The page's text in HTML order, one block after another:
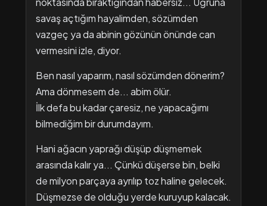
savaş açtığım hayalimden, sözümden
vazgeç ya da abinin gözünün önünde can
vermesini izle, diyor.
Ben nasıl yaparım, nasıl sözümden dönerim?
Ama dönmesem de... abim ölür.
İlk defa bu kadar çaresiz, ne yapacağımı
bilmediğim bir durumdayım.
Hani ağacın yaprağı düşüp düşmemek
arasında kalır ya... Çünkü düşerse bin, belki
de milyon parçaya ayrılıp toz haline gelecek.
Düşmezse de olduğu yerde kuruyup kalacak.